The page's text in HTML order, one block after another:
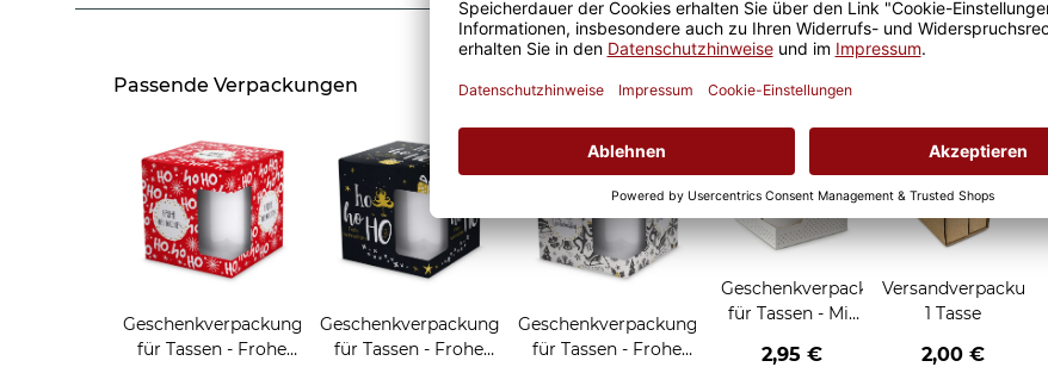
Passende Verpackungen
Geschenkverpackung
für Tassen - Frohe
Geschenkverpackung
für Tassen - Frohe
Geschenkverpackung
für Tassen - Frohe
Grußkarten zum Verschenken
Geschenkverpackung
für Tassen - Mit
2,95 €
Versandverpackung
1 Tasse
2,00 €